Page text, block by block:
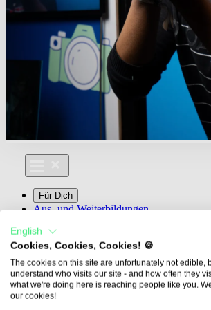
Für Dich
Aus- und Weiterbildungen
Media For You
Über Uns
Übersicht
English
Cookies, Cookies, Cookies! 🍪
The cookies on this site are unfortunately not edible,
understand who visits our site - and how often they
what we're doing here is reaching people like you.
our cookies!